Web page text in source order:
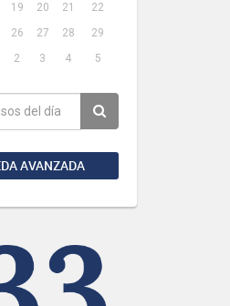
19 20 21
22
26 27 28
29
2 3 4 5
AVANZADA